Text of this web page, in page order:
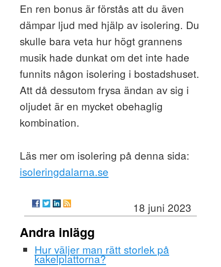
En ren bonus är förstås att du även
dämpar ljud med hjälp av isolering. Du
skulle bara veta hur högt grannens
musik hade dunkat om det inte hade
funnits någon isolering i bostadshuset.
Att då dessutom frysa ändan av sig i
oljudet är en mycket obehaglig
kombination.
Läs mer om isolering på denna sida:
isoleringdalarna.se
18 juni 2023
Andra inlägg
Hur väljer man rätt storlek på
kakelplattorna?